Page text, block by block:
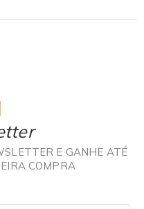
E GANHE ATÉ
COMPRA